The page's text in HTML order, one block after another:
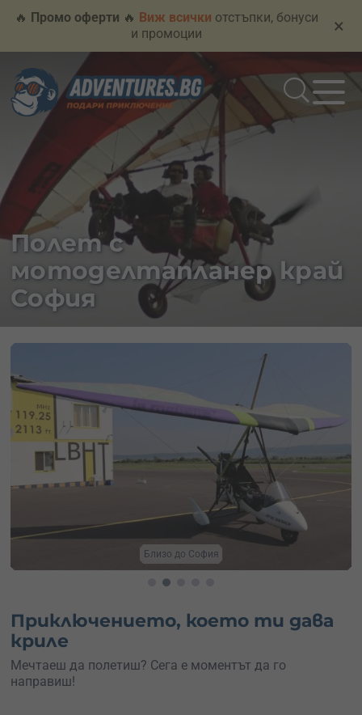
🔥 Промо оферти 🔥 Виж всички отстъпки, бонуси
и промоции
×
Полет с
мотоделтапланер край
София
Издигни се високо
Приключението, което ти дава
криле
Мечтаеш да полетиш? Сега е моментът да го
направиш!